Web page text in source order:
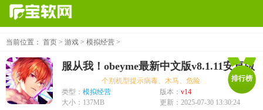
当前位置： 首页 > 游戏 > 模拟经营 >
排行榜
服从我！obeyme最新中文版v8.1.11安卓版
个别机型提示病毒、木马、危险，均为误报可放心下载
类型： 模拟经营 版本： v14
大小： 137MB 更新： 2025-07-30 13:30:24